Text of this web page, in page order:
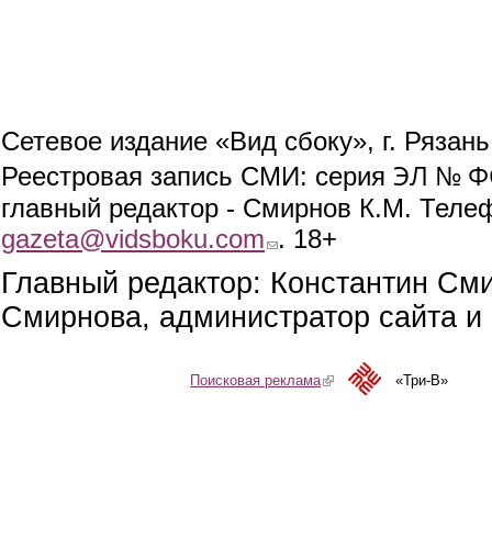
Сетевое издание «Вид сбоку», г.
Реестровая запись СМИ: серия ЭЛ №
главный редактор - Смирнов К.М.
gazeta@vidsboku.com (link sends e-mail)
. 18+
Главный редактор: Константин
Смирнова, администратор сайта
Поисковая реклама(link is external)«Три-В»